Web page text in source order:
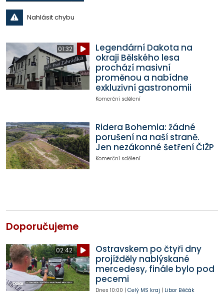
Nahlásit chybu
01:32
Legendární Dakota na
okraji Bělského lesa
prochází masivní
proměnou a nabídne
exkluzivní gastronomii
Komerční sdělení
Ridera Bohemia: žádné
porušení na naší straně.
Jen nezákonné šetření ČIŽP
Komerční sdělení
Doporučujeme
02:42
Ostravskem po čtyři dny
projížděly nablýskané
mercedesy, finále bylo pod
pecemi
Dnes 10:00 | Celý MS kraj | Libor Běčák